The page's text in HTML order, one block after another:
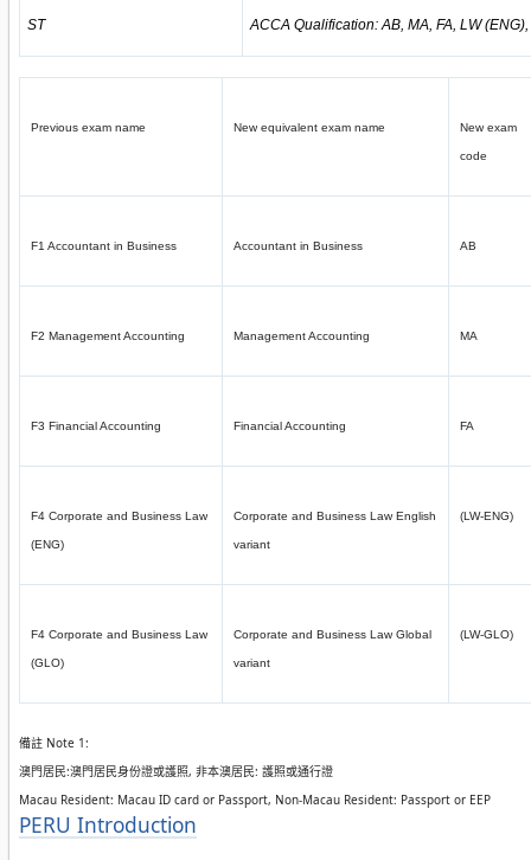
ST ACCA Qualification: AB, MA, FA, LW
Previous exam name New equivalent exam name New exam
code
F1 Accountant in Business Accountant in Business AB
F2 Management Accounting Management Accounting MA
F3 Financial Accounting Financial Accounting FA
F4 Corporate and Business Law
(ENG)
Corporate and Business Law English
variant
(LW-ENG)
F4 Corporate and Business Law
(GLO)
Corporate and Business Law Global
variant
(LW-GLO)
備註 Note 1:
澳門居民:澳門居民身份證或護照, 非本澳居民: 護照或通行證
Macau Resident: Macau ID card or Passport, Non-Macau Resident: Passport or EEP
分
PERU Introduction